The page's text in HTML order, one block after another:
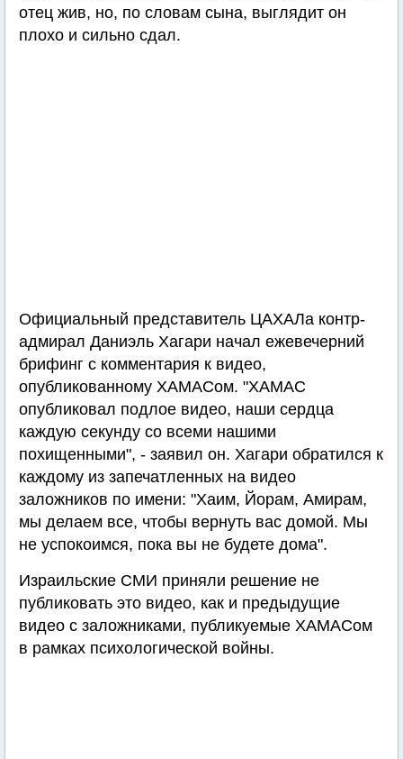
отец жив, но, по словам сына, выглядит он
плохо и сильно сдал.
Официальный представитель ЦАХАЛа контр-
адмирал Даниэль Хагари начал ежевечерний
брифинг с комментария к видео,
опубликованному ХАМАСом. "ХАМАС
опубликовал подлое видео, наши сердца
каждую секунду со всеми нашими
похищенными", - заявил он. Хагари обратился к
каждому из запечатленных на видео
заложников по имени: "Хаим, Йорам, Амирам,
мы делаем все, чтобы вернуть вас домой. Мы
не успокоимся, пока вы не будете дома".
Израильские СМИ приняли решение не
публиковать это видео, как и предыдущие
видео с заложниками, публикуемые ХАМАСом
в рамках психологической войны.